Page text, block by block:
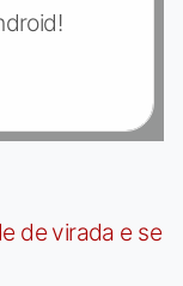
de virada e se